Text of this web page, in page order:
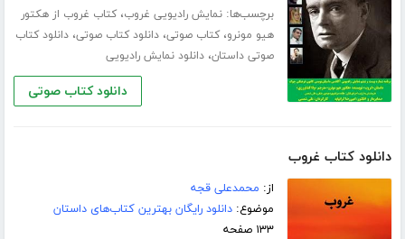
برچسب‌ها:نمایش رادیویی غروب،کتاب غروب از هکتور
هیو مونرو،کتاب صوتی،دانلود کتاب صوتی،دانلود کتاب
صوتی داستان،دانلود نمایش رادیویی
دانلود کتاب صوتی
دانلود کتاب غروب
از: محمدعلی قجه
موضوع:دانلود رایگان بهترین کتاب‌های داستان
۱۳۳ صفحه